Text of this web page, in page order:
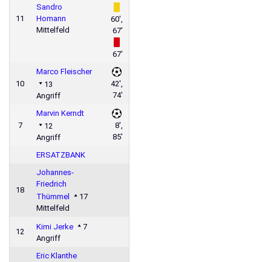
11
Sandro
Homann
Mittelfeld
60',
67'
67'
10
Marco Fleischer
13
Angriff
42',
74'
7
Marvin Kerndt
12
Angriff
8',
85'
ERSATZBANK
18
Johannes-
Friedrich
Thümmel
17
Mittelfeld
12
Kimi Jerke
7
Angriff
Eric Klanthe